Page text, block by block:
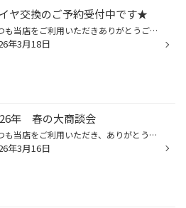
ヤ交換のご予約受付中です★
いつも当店をご利用いただきありがとうございます。 暖かくなり、スタッドレスタイヤからノーマルタイヤへの履き替え時期となりました。現在、ご予約が徐々に増えてきております。 ご希望の日時での作業をご案内するためにも、お早めのご予約をおすすめいたします。 皆さまのご来店をお待ちしており...
年3月18日
年 春の大商談会
いつも当店をご利用いただき、ありがとうございます。 今年も、春の大商談会 開催しております。 期間限定の特別価格・特典をご用意！ご検討中の方は今がチャンスです。 混雑が予想されますので、お早めのご来店・ご相談をおすすめします。 開催期間：3月14日(土)～3月22日(日) 営業時間：9：00～18...
年3月16日